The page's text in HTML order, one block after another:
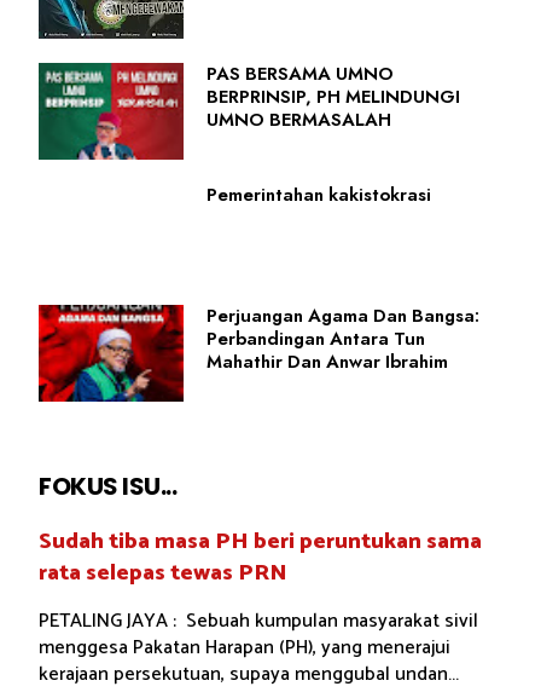
PAS BERSAMA UMNO
BERPRINSIP, PH MELINDUNGI
UMNO BERMASALAH
Pemerintahan kakistokrasi
Perjuangan Agama Dan Bangsa:
Perbandingan Antara Tun
Mahathir Dan Anwar Ibrahim
FOKUS ISU...
Sudah tiba masa PH beri peruntukan sama
rata selepas tewas PRN
PETALING JAYA : Sebuah kumpulan masyarakat sivil
menggesa Pakatan Harapan (PH), yang menerajui
kerajaan persekutuan, supaya menggubal undan...